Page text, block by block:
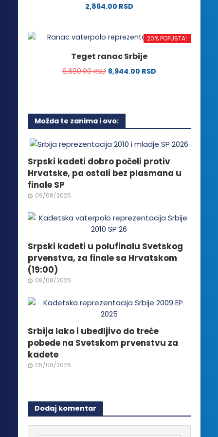
biti
stranici
proizvoda.
2,864.00 RSD
ima
varijanti.
Opcije
na
stranici
proizvoda.
20% POPUSTA!
Teget ranac Srbije
8,680.00RSD 6,944.00 RSD
Možda te zanima i ovo:
Srpski kadeti dobro počeli protiv
Hrvatske, pa ostali bez plasmana u
finale SP
09/08/2026
Srpski kadeti u polufinalu Svetskog
prvenstva, za finale sa Hrvatskom
(19:00)
08/08/2026
Srbija lako i ubedljivo do treće
pobede na Svetskom prvenstvu za
kadete
05/08/2026
Dodaj komentar